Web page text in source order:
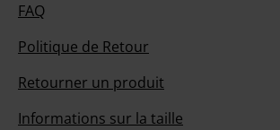
FAQ
Politique de Retour
Retourner un produit
Informations sur la taille